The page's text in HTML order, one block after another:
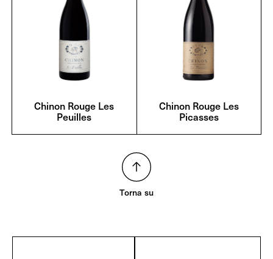
Chinon Rouge Les
Peuilles
Chinon Rouge Les
Picasses
Torna su